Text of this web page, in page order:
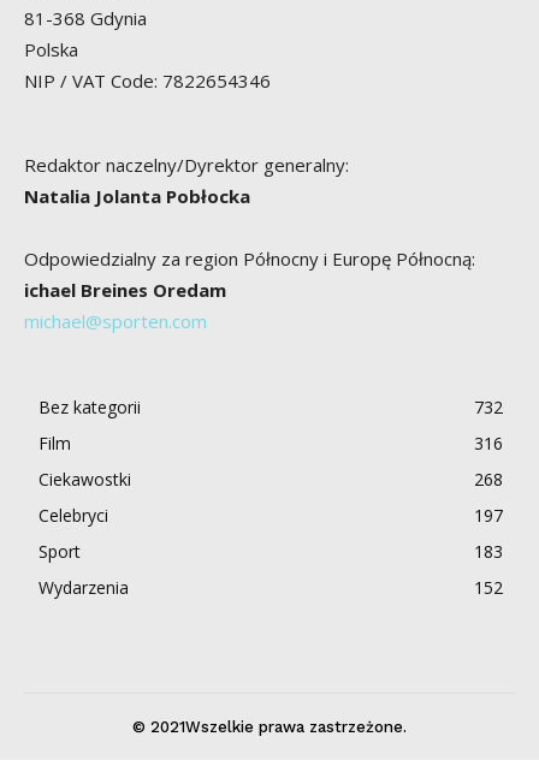
81-368 Gdynia
Polska
NIP / VAT Code: 7822654346
Redaktor naczelny/Dyrektor generalny:
Natalia Jolanta Pobłocka
Odpowiedzialny za region Północny i Europę Północną:
ichael Breines Oredam
michael@sporten.com
Bez kategorii
732
Film
316
Ciekawostki
268
Celebryci
197
Sport
183
Wydarzenia
152
© 2021Wszelkie prawa zastrzeżone.